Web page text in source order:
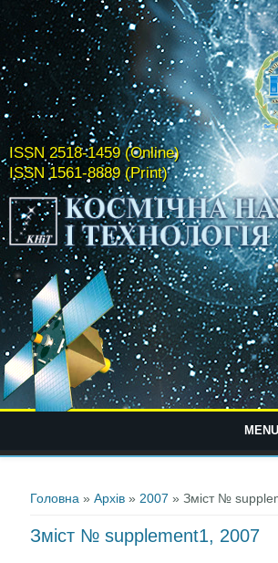
ISSN 2518-1459 (Online)
ISSN 1561-8889 (Print)
MENU
Головна »Архів » 2007 » Зміст №
Зміст № supplement1, 2007